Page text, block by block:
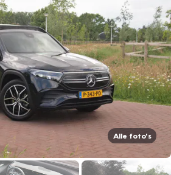
Alle foto's